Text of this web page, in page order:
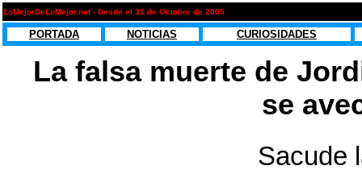
LoMejorDeLoMejor.net - Desde el 31 de Octubre de 2005
PORTADA NOTICIAS CURIOSIDADES
La falsa muerte de
se
Sacude